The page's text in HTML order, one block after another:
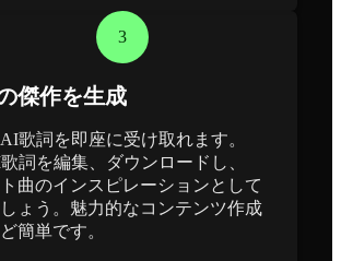
3
傑作を生成
歌詞を即座に受け取れます。
詞を編集、ダウンロードし、
曲のインスピレーションとして
ょう。魅力的なコンテンツ作成
簡単です。